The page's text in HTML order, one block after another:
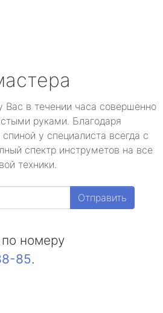
Вас в течении часа совершенно
руками. Благодаря
у специалиста всегда с
спектр инструметов на все
техники.
Отправить
номеру
85.